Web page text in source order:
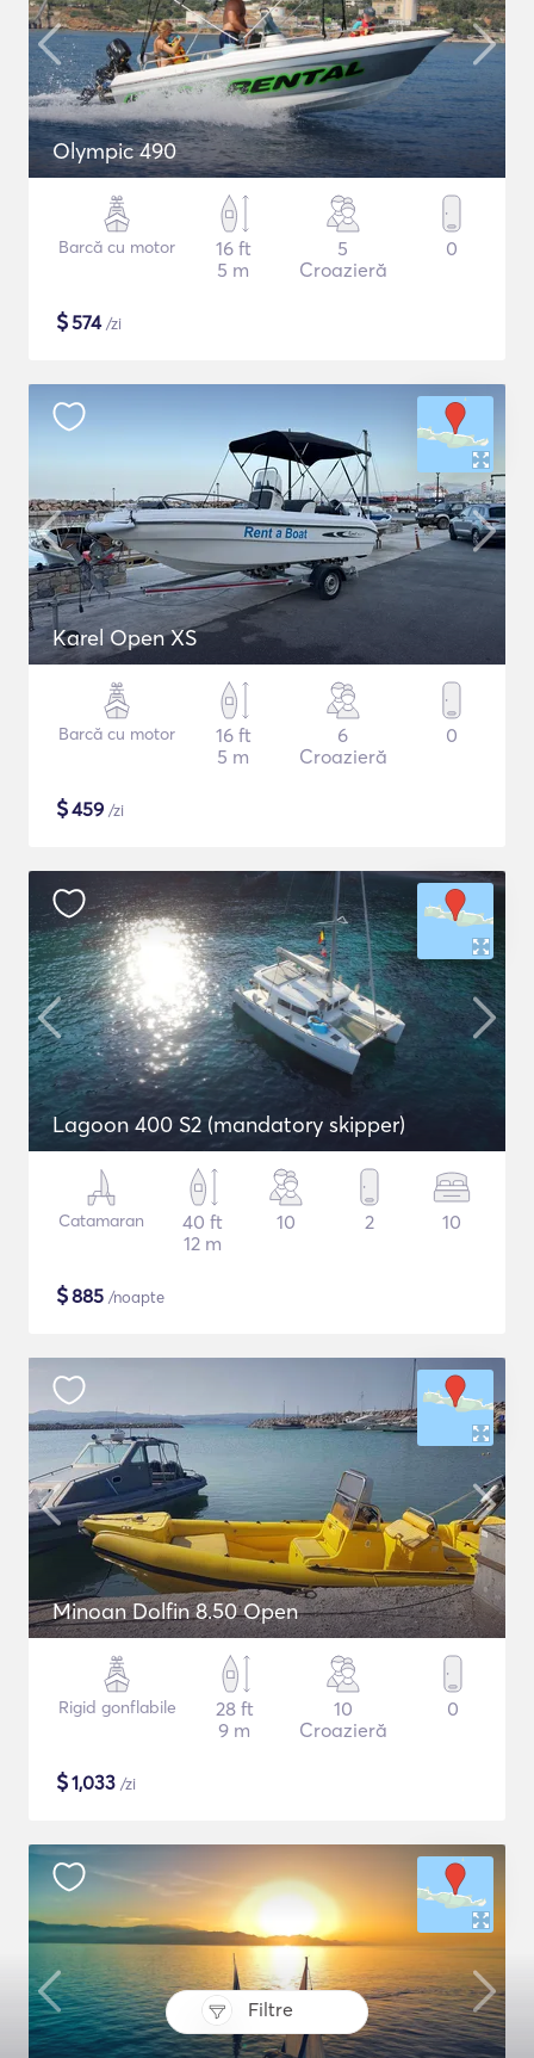
Filtre
Olympic 490
Barcă cu motor
16 ft
5 m
5
Croazieră
0
$574/zi
Karel Open XS
Barcă cu motor
16 ft
5 m
6
Croazieră
0
$459 /zi
Lagoon 400 S2 (mandatory skipper)
Catamaran
40 ft
12 m
10 2 10
$885 /noapte
Minoan Dolfin 8.50 Open
Rigid gonflabile
28 ft
9 m
10
Croazieră
0
$1,033 /zi